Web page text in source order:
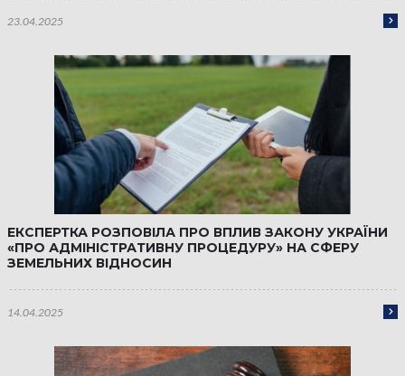
23.04.2025
ЕКСПЕРТКА РОЗПОВІЛА ПРО ВПЛИВ ЗАКОНУ УКРАЇНИ
«ПРО АДМІНІСТРАТИВНУ ПРОЦЕДУРУ» НА СФЕРУ
ЗЕМЕЛЬНИХ ВІДНОСИН
14.04.2025